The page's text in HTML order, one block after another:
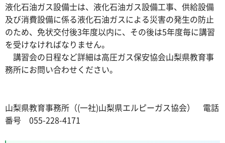
液化石油ガス設備士は、液化石油ガス設備工事、供給設備
及び消費設備に係る液化石油ガスによる災害の発生の防止
のため、免状交付後3年度以内に、その後は5年度毎に講習
を受けなければなりません。
講習会の日程など詳細は高圧ガス保安協会山梨県教育事
務所にお問い合わせください。
山梨県教育事務所（(一社)山梨県エルピーガス協会） 電話
番号 055-228-4171